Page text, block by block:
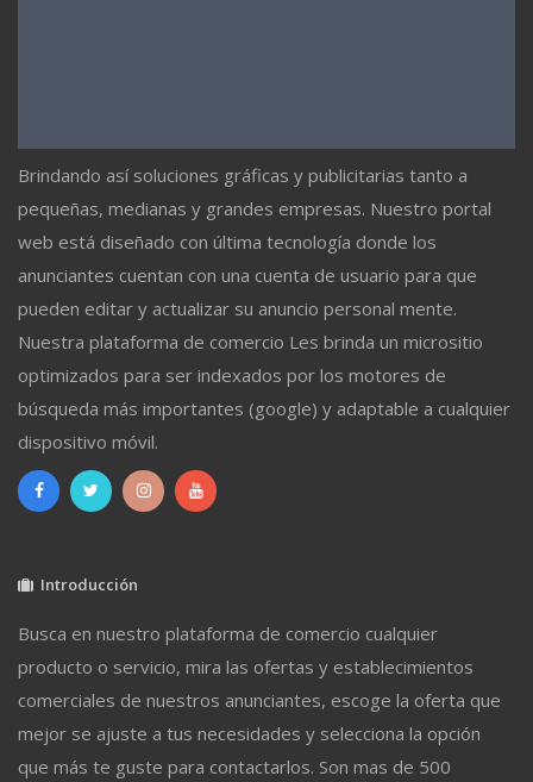
Brindando así soluciones gráficas y publicitarias tanto a
pequeñas, medianas y grandes empresas. Nuestro portal
web está diseñado con última tecnología donde los
anunciantes cuentan con una cuenta de usuario para que
pueden editar y actualizar su anuncio personal mente.
Nuestra plataforma de comercio Les brinda un micrositio
optimizados para ser indexados por los motores de
búsqueda más importantes (google) y adaptable a cualquier
dispositivo móvil.
Introducción
Busca en nuestro plataforma de comercio cualquier
producto o servicio, mira las ofertas y establecimientos
comerciales de nuestros anunciantes, escoge la oferta que
mejor se ajuste a tus necesidades y selecciona la opción
que más te guste para contactarlos. Son mas de 500